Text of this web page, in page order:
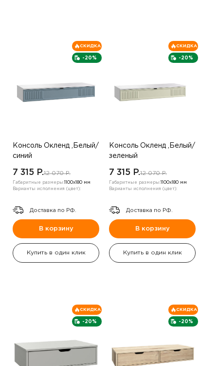
-20%
СКИДКА
Консоль Окленд ,Белый/
синий
7 315 P.12 070 P.
Габаритные размеры: 1100х180 мм
Варианты исполнения (цвет):
Доставка по РФ.
В корзину
Купить в один клик
-20%
СКИДКА
Консоль Окленд ,Белый/
зеленый
7 315 P.12 070 P.
Габаритные размеры: 1100х180 мм
Варианты исполнения (цвет):
Доставка по РФ.
В корзину
Купить в один клик
-20%
СКИДКА
-20%
СКИДКА